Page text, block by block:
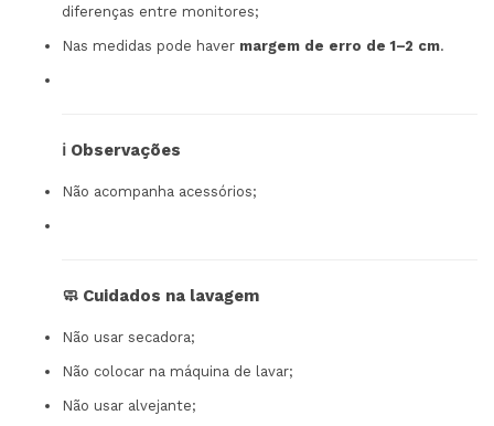
diferenças entre monitores;
Nas medidas pode haver margem de erro de 1–2 cm.
ℹ️ Observações
Não acompanha acessórios;
🧼 Cuidados na lavagem
Não usar secadora;
Não colocar na máquina de lavar;
Não usar alvejante;